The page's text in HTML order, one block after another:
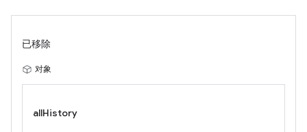
已移除
对象
allHistory